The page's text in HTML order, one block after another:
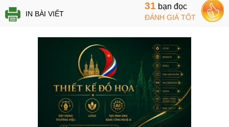
IN BÀI VIẾT
31 bạn đọc
ĐÁNH GIÁ TỐT